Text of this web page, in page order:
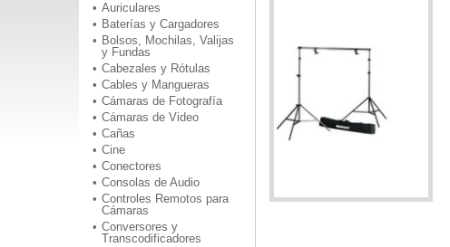
Auriculares
Baterías y Cargadores
Bolsos, Mochilas, Valijas
y Fundas
Cabezales y Rótulas
Cables y Mangueras
Cámaras de Fotografía
Cámaras de Video
Cañas
Cine
Conectores
Consolas de Audio
Controles Remotos para
Cámaras
Conversores y
Transcodificadores